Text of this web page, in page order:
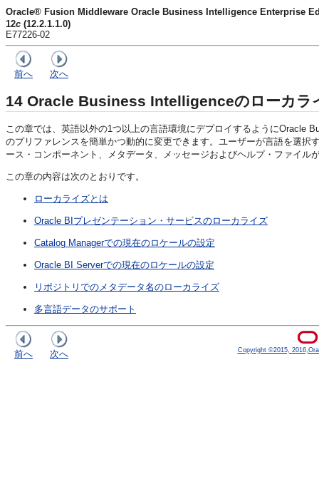
Oracle® Fusion Middleware Oracle Business Intelligence Enterprise
12c (12.2.1.1.0)
E77226-02
前へ 次へ
14 Oracle Business Intelligenceのローカラ
この章では、英語以外の1つ以上の言語環境にデプロイするようにOracle
のプリファレンスを簡単かつ動的に変更できます。ユーザーが言語を選
ース・コンポーネント、メタデータ、メッセージおよびヘルプ・ファイル
この章の内容は次のとおりです。
ローカライズとは
Oracle BIプレゼンテーション・サービスのローカライズ
Catalog Managerでの現在のロケールの設定
Oracle BI Serverでの現在のロケールの設定
リポジトリでのメタデータ名のローカライズ
多言語データのサポート
前へ 次へ Copyright ©2015,